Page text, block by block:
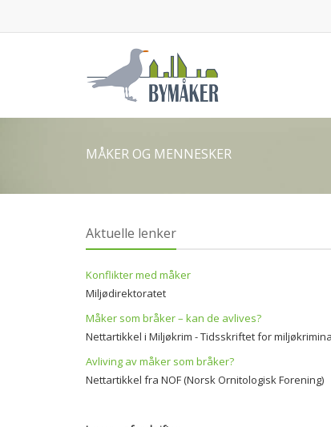
MÅKER OG MENNESKER
Aktuelle lenker
Konflikter med måker
Miljødirektoratet
Måker som bråker – kan de avlives?
Nettartikkel i Miljøkrim - Tidsskriftet for
Avliving av måker som bråker?
Nettartikkel fra NOF (Norsk Ornitologisk Forening)